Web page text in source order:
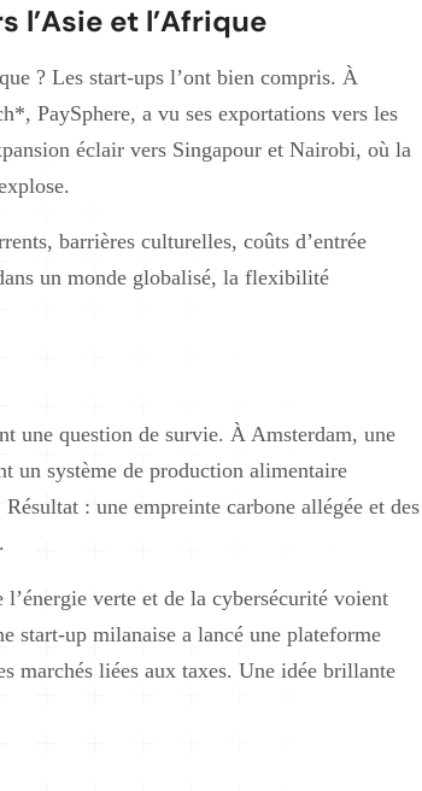
l’Asie et l’Afrique
? Les start-ups l’ont bien compris. À
PaySphere, a vu ses exportations vers les
éclair vers Singapour et Nairobi, où la
barrières culturelles, coûts d’entrée
un monde globalisé, la flexibilité
une question de survie. À Amsterdam, une
un système de production alimentaire
: une empreinte carbone allégée et des
l’énergie verte et de la cybersécurité voient
start-up milanaise a lancé une plateforme
liées aux taxes. Une idée brillante